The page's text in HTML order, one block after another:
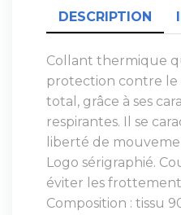
DESCRIPTION
Collant thermique
protection contre
total, grâce à ses
respirantes. Il se
liberté de
Logo sérigraphié.
éviter les
Composition : tissu